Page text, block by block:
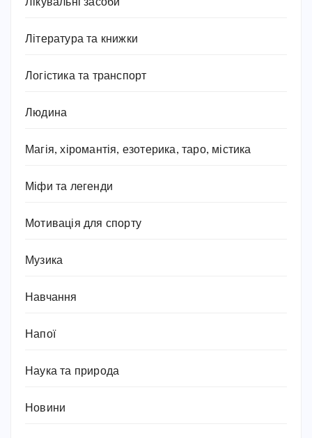
Література та книжки
Логістика та транспорт
Людина
Магія, хіромантія, езотерика, таро, містика
Міфи та легенди
Мотивація для спорту
Музика
Навчання
Напої
Наука та природа
Новини